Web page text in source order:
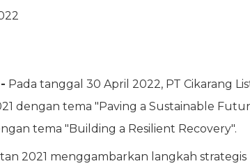
Pada tanggal 30 April 2022, PT Cikarang
dengan tema "Paving a Sustainable
tema "Building a Resilient Recovery".
2021 menggambarkan langkah